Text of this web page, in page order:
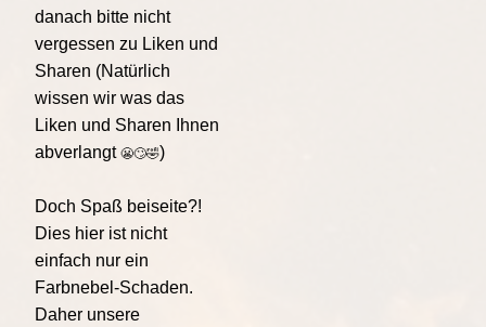
danach bitte nicht
vergessen zu Liken und
Sharen (Natürlich
wissen wir was das
Liken und Sharen Ihnen
abverlangt 😬🙄🤣)
Doch Spaß beiseite?!
Dies hier ist nicht
einfach nur ein
Farbnebel-Schaden.
Daher unsere